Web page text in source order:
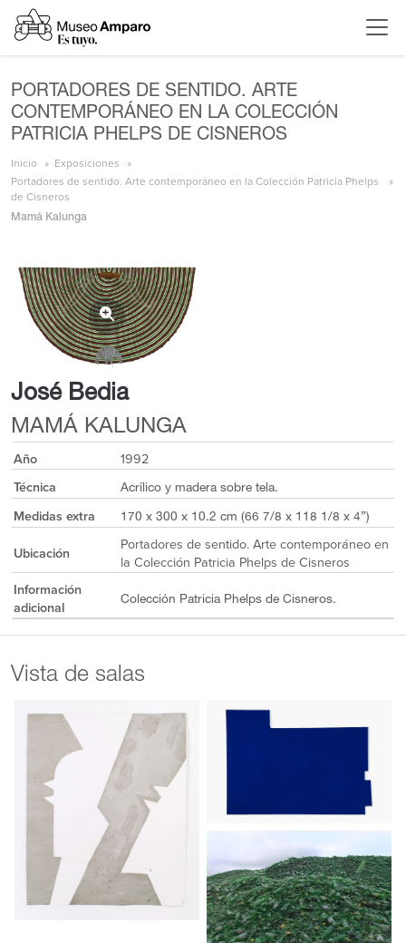
PORTADORES DE SENTIDO. ARTE
CONTEMPORÁNEO EN LA COLECCIÓN
PATRICIA PHELPS DE CISNEROS
Inicio
Exposiciones
Portadores de sentido. Arte contemporáneo en la Colección Patricia Phelps
de Cisneros
Mamá Kalunga
José Bedia
MAMÁ KALUNGA
Año
1992
Técnica
Acrílico y madera sobre tela.
Medidas extra 170 x 300 x 10.2 cm (66 7/8 x 118 1/8 x 4”)
Ubicación
Portadores de sentido. Arte contemporáneo en
la Colección Patricia Phelps de Cisneros
Información
adicional
Colección Patricia Phelps de Cisneros.
Vista de salas